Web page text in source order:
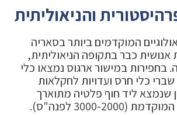
והניאוליתית
המוקדמים ביותר בסאריה
אנושית כבר בתקופה הניאוליתית,
כ-7,000 שנה. בחפירות במישור ארגוס נמצאו כלי
שברי כלי חרס ועדויות לחקלאות
שנמצא ליד חוף פלטיה מתוארך
2000 לפנה"ס).